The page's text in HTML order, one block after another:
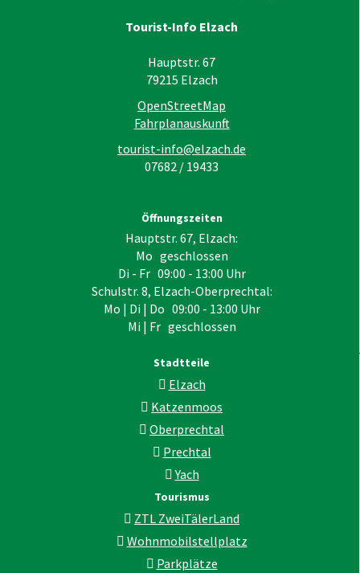
Tourist-Info Elzach
Hauptstr. 67
79215 Elzach
OpenStreetMap
Fahrplanauskunft
tourist-info@elzach.de
07682 / 19433
Öffnungszeiten
Hauptstr. 67, Elzach:
Mo geschlossen
Di - Fr 09:00 - 13:00 Uhr
Schulstr. 8, Elzach-Oberprechtal:
Mo | Di | Do 09:00 - 13:00 Uhr
Mi | Fr geschlossen
Stadtteile
Elzach
Katzenmoos
Oberprechtal
Prechtal
Yach
Tourismus
ZTL ZweiTälerLand
Wohnmobilstellplatz
Parkplätze